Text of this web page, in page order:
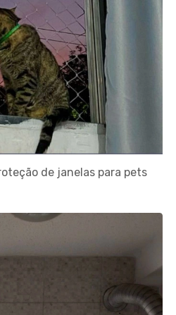
de janelas para pets